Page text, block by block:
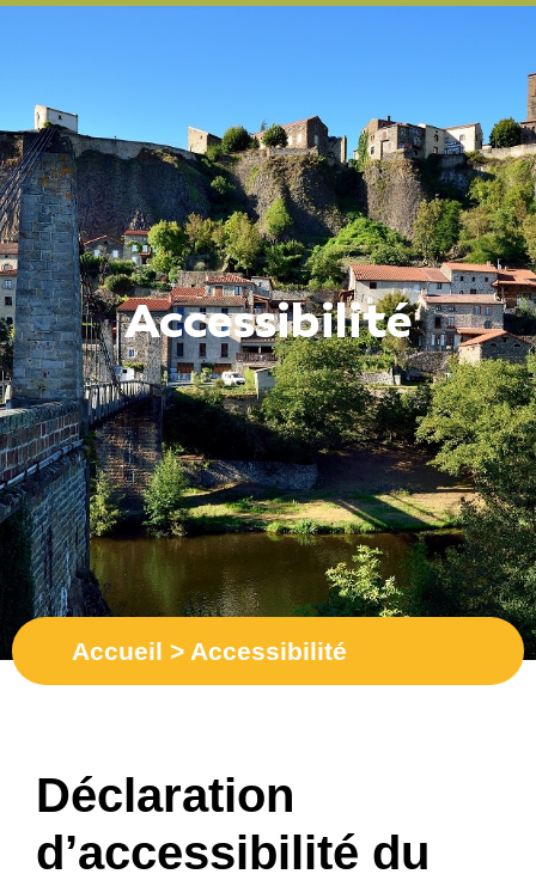
Accessibilité
Accueil > Accessibilité
Déclaration
d’accessibilité du